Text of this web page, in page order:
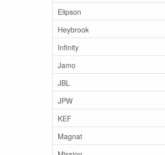
Elipson
Heybrook
Infinity
Jamo
JBL
JPW
KEF
Magnat